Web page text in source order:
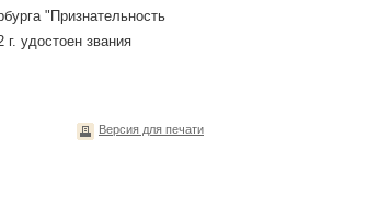
"Признательность
удостоен звания
Версия для печати